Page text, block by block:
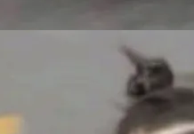
发布，且全
，它们本该
com
出来的。git
编辑：Delt
（VC 分
报告，Spac
逊、Alpha
Spark